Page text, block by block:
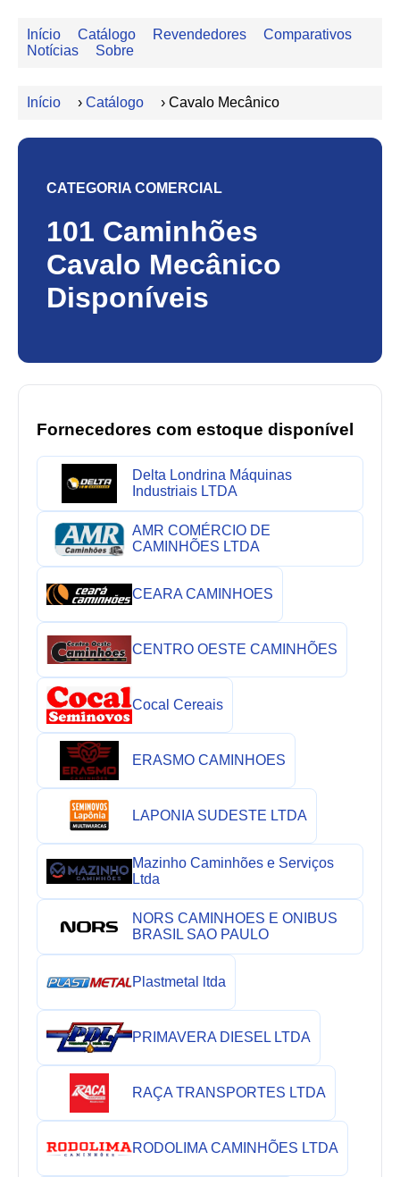
Início Catálogo Revendedores
Comparativos
Notícias
Sobre
Início › Catálogo › Cavalo Mecânico
CATEGORIA COMERCIAL
101 Caminhões
Cavalo Mecânico
Disponíveis
Fornecedores com estoque disponível
Delta Londrina Máquinas
Industriais LTDA
AMR COMÉRCIO DE
CAMINHÕES LTDA
CEARA CAMINHOES
CENTRO OESTE CAMINHÕES
Cocal Cereais
ERASMO CAMINHOES
LAPONIA SUDESTE LTDA
Mazinho Caminhões e Serviços
Ltda
NORS CAMINHOES E ONIBUS
BRASIL SAO PAULO
Plastmetal ltda
PRIMAVERA DIESEL LTDA
RAÇA TRANSPORTES LTDA
RODOLIMA CAMINHÕES LTDA